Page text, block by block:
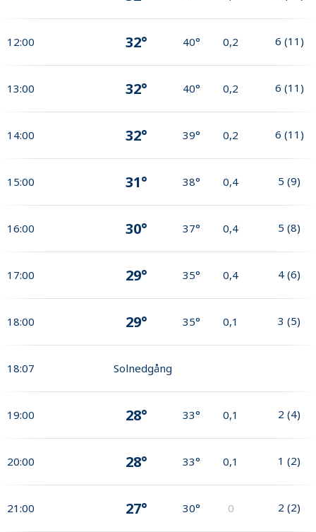
12:00 32° 40° 0,2 6 (11)
13:00 32° 40° 0,2 6 (11)
14:00 32° 39° 0,2 6 (11)
15:00 31° 38° 0,4 5 (9)
16:00 30° 37° 0,4 5 (8)
17:00 29° 35° 0,4 4 (6)
18:00 29° 35° 0,1 3 (5)
18:07 Solnedgång
19:00 28° 33° 0,1 2 (4)
20:00 28° 33° 0,1 1 (2)
21:00 27° 30° 0 2 (2)